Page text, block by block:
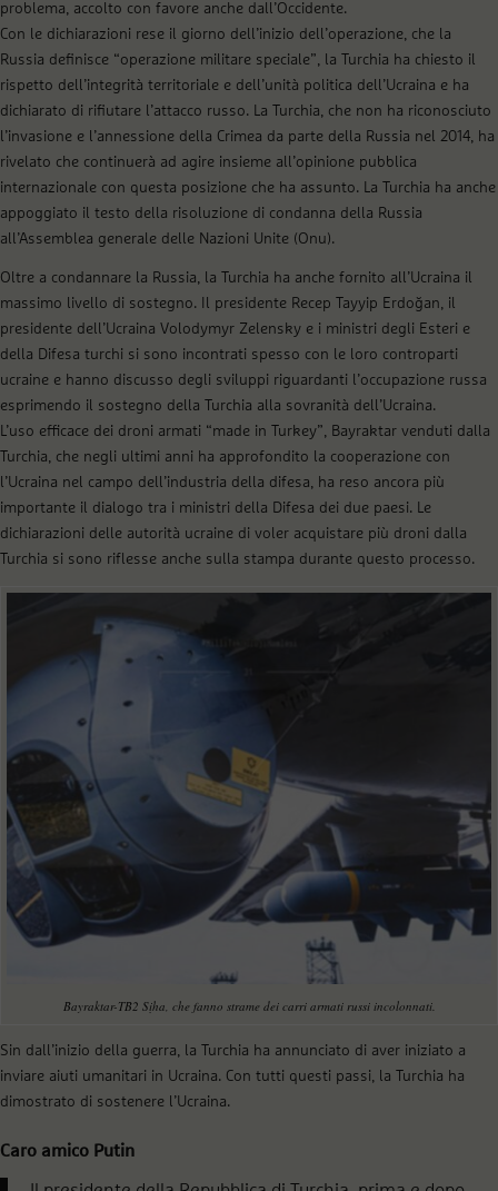
problema, accolto con favore anche dall’Occidente.
Con le dichiarazioni rese il giorno dell’inizio dell’operazione, che la
Russia definisce “operazione militare speciale”, la Turchia ha chiesto il
rispetto dell’integrità territoriale e dell’unità politica dell’Ucraina e ha
dichiarato di rifiutare l’attacco russo. La Turchia, che non ha riconosciuto
l’invasione e l’annessione della Crimea da parte della Russia nel 2014, ha
rivelato che continuerà ad agire insieme all’opinione pubblica
internazionale con questa posizione che ha assunto. La Turchia ha anche
appoggiato il testo della risoluzione di condanna della Russia
all’Assemblea generale delle Nazioni Unite (Onu).
Oltre a condannare la Russia, la Turchia ha anche fornito all’Ucraina il
massimo livello di sostegno. Il presidente Recep Tayyip Erdoğan, il
presidente dell’Ucraina Volodymyr Zelensky e i ministri degli Esteri e
della Difesa turchi si sono incontrati spesso con le loro controparti
ucraine e hanno discusso degli sviluppi riguardanti l’occupazione russa
esprimendo il sostegno della Turchia alla sovranità dell’Ucraina.
L’uso efficace dei droni armati “made in Turkey”, Bayraktar venduti dalla
Turchia, che negli ultimi anni ha approfondito la cooperazione con
l’Ucraina nel campo dell’industria della difesa, ha reso ancora più
importante il dialogo tra i ministri della Difesa dei due paesi. Le
dichiarazioni delle autorità ucraine di voler acquistare più droni dalla
Turchia si sono riflesse anche sulla stampa durante questo processo.
Bayraktar-TB2 Sịha, che fanno strame dei carri armati russi incolonnati.
Sin dall’inizio della guerra, la Turchia ha annunciato di aver iniziato a
inviare aiuti umanitari in Ucraina. Con tutti questi passi, la Turchia ha
dimostrato di sostenere l’Ucraina.
Caro amico Putin